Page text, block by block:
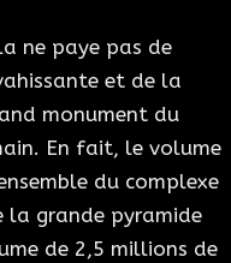
ne paye pas de
et de la
monument du
En fait, le volume
du complexe
la grande pyramide
de 2,5 millions de